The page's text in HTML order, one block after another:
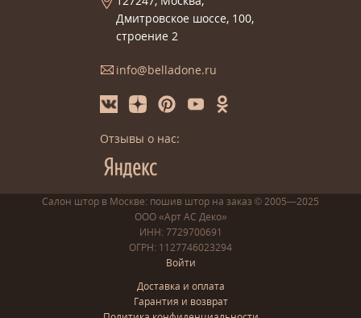
Дмитровское шоссе, 100,
строение 2
info@belladone.ru
Отзывы о нас:
Салон штор в Москве: пошив штор на заказ © 2005—2025
ООО «Арт АС Деко»
ИНН: 7729700691
ОГРН: 1127746023294
Войти
Доставка и оплата
Гарантия и возврат